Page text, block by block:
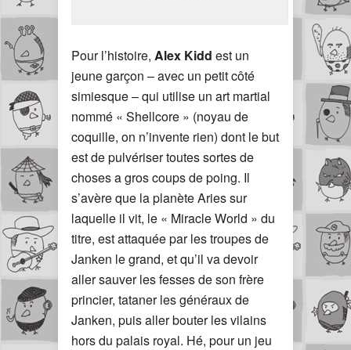
Pour l’histoire, Alex Kidd est un
jeune garçon – avec un petit côté
simiesque – qui utilise un art martial
nommé « Shellcore » (noyau de
coquille, on n’invente rien) dont le but
est de pulvériser toutes sortes de
choses a gros coups de poing. Il
s’avère que la planète Aries sur
laquelle il vit, le « Miracle World » du
titre, est attaquée par les troupes de
Janken le grand, et qu’il va devoir
aller sauver les fesses de son frère
princier, tataner les généraux de
Janken, puis aller bouter les vilains
hors du palais royal. Hé, pour un jeu